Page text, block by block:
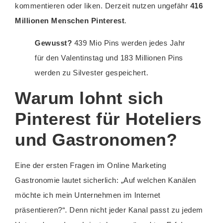
kommentieren oder liken. Derzeit nutzen ungefähr 416
Millionen Menschen Pinterest.
Gewusst? 439 Mio Pins werden jedes Jahr
für den Valentinstag und 183 Millionen Pins
werden zu Silvester gespeichert.
Warum lohnt sich
Pinterest für Hoteliers
und Gastronomen?
Eine der ersten Fragen im Online Marketing
Gastronomie lautet sicherlich: „Auf welchen Kanälen
möchte ich mein Unternehmen im Internet
präsentieren?“. Denn nicht jeder Kanal passt zu jedem